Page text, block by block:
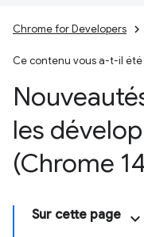
Chrome for Developers
Ce contenu vous a-t-il été
les
(Chrome
Sur cette page